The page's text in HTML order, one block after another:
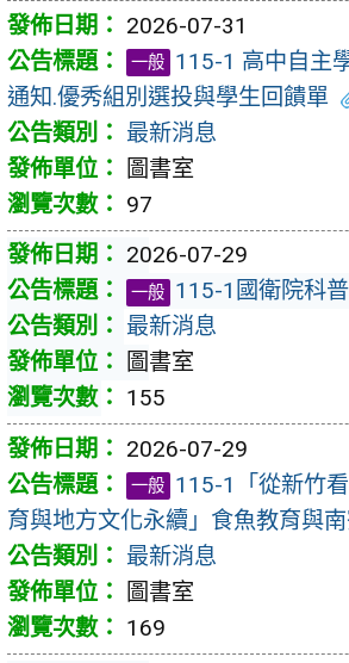
2026-07-31
一般 115-1 高中自主
通知.優秀組別選投與學生回饋單
最新消息
圖書室
97
2026-07-29
一般 115-1國衛院科
最新消息
圖書室
155
2026-07-29
一般 115-1「從新竹
育與地方文化永續」食魚教育與
最新消息
圖書室
169